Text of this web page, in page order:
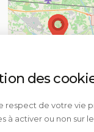
des
respect de votre vie
à activer ou non sur